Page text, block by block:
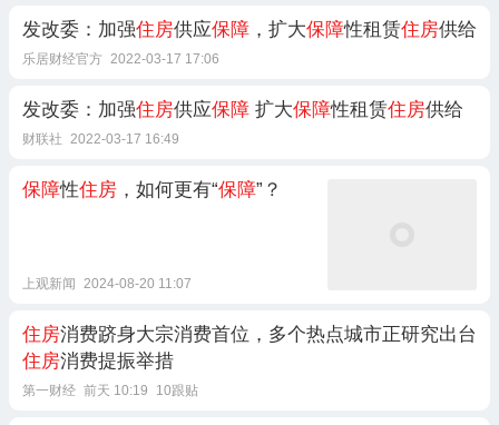
发改委：加强住房供应保障 ，扩大保障性租赁住房供给
乐居财经官方 2022-03-17 17:06
发改委：加强住房供应保障 扩大保障性租赁住房供给
财联社 2022-03-17 16:49
保障性住房 ，如何更有“保障”？
上观新闻 2024-08-20 11:07
住房消费跻身大宗消费首位，多个热点城市正研究出台
住房消费提振举措
第一财经 前天 10:19 10跟贴